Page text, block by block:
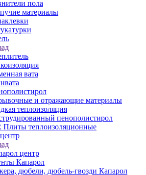
пола
материалы
вата
и отражающие материалы
теплоизоляция
пенополистирол
Плиты теплоизоляционные
центр
Капарол
дюбели, дюбель-гвозди Капарол